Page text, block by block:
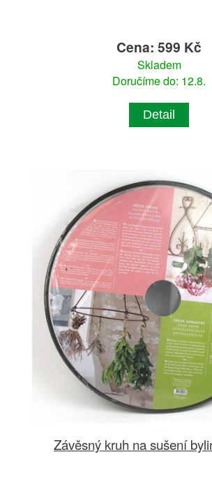
Cena: 599 Kč
Skladem
Doručíme do: 12.8.
Detail
Závěsný kruh na sušení